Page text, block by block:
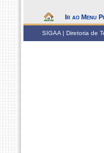
Ir ao Menu
SIGAA | Diretoria de